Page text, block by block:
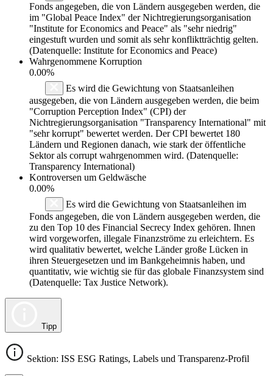
Fonds angegeben, die von Ländern ausgegeben werden, die
im "Global Peace Index" der Nichtregierungsorganisation
"Institute for Economics and Peace" als "sehr niedrig"
eingestuft wurden und somit als sehr konfliktträchtig gelten.
(Datenquelle: Institute for Economics and Peace)
Wahrgenommene Korruption
0.00%
Es wird die Gewichtung von Staatsanleihen
ausgegeben, die von Ländern ausgegeben werden, die beim
"Corruption Perception Index" (CPI) der
Nichtregierungsorganisation "Transparency International" mit
"sehr korrupt" bewertet werden. Der CPI bewertet 180
Ländern und Regionen danach, wie stark der öffentliche
Sektor als corrupt wahrgenommen wird. (Datenquelle:
Transparency International)
Kontroversen um Geldwäsche
0.00%
Es wird die Gewichtung von Staatsanleihen im
Fonds angegeben, die von Ländern ausgegeben werden, die
zu den Top 10 des Financial Secrecy Index gehören. Ihnen
wird vorgeworfen, illegale Finanzströme zu erleichtern. Es
wird qualitativ bewertet, welche Länder große Lücken in
ihren Steuergesetzen und im Bankgeheimnis haben, und
quantitativ, wie wichtig sie für das globale Finanzsystem sind
(Datenquelle: Tax Justice Network).
Tipp
Sektion: ISS ESG Ratings, Labels und Transparenz-Profil